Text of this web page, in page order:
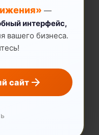
—
интерфейс,
вашего бизнеса.
сайт